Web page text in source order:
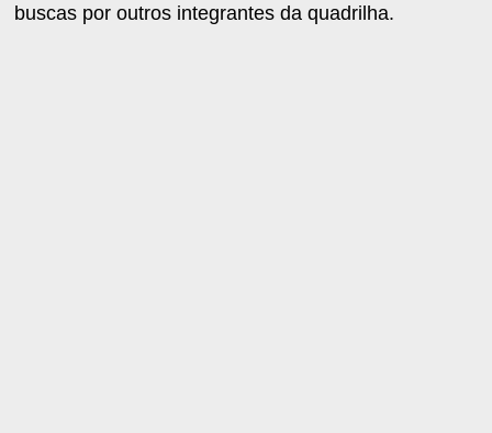
buscas por outros integrantes da quadrilha.